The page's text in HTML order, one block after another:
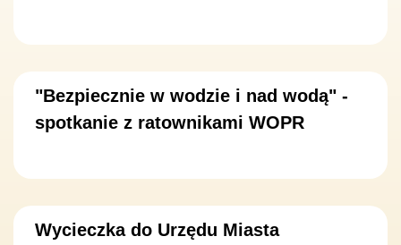
"Bezpiecznie w wodzie i nad wodą" -
spotkanie z ratownikami WOPR
Wycieczka do Urzędu Miasta